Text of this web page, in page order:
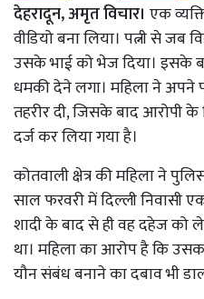
देहरादून, अमृत विचार। एक
वीडियो बना लिया। पत्नी से जब
उसके भाई को भेज दिया। इसके
धमकी देने लगा। महिला ने अपने
तहरीर दी, जिसके बाद आरोपी
दर्ज कर लिया गया है।
कोतवाली क्षेत्र की महिला ने
साल फरवरी में दिल्ली निवासी
शादी के बाद से ही वह दहेज को
था। महिला का आरोप है कि
यौन संबंध बनाने का दबाव भी